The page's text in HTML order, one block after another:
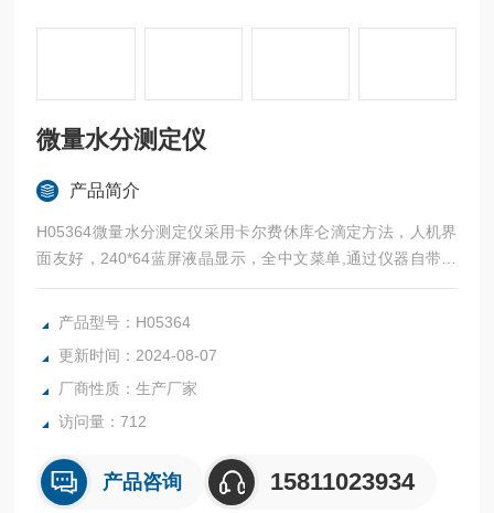
微量水分测定仪
产品简介
H05364微量水分测定仪采用卡尔费休库仑滴定方法，人机界
面友好，240*64蓝屏液晶显示，全中文菜单,通过仪器自带计
算公式，可以直接显示样品的含水百分率，检测电路采用了的
数字处理技术，克服了传统仪器存在的温度漂移和电源电压波
的无继电器工艺设计，消除了记忆继电器触点氧化带来的隐
患，延长了仪器的使用寿命。已广泛应用于电力、石油、化工
等部门
产品型号：H05364
更新时间：2024-08-07
厂商性质：生产厂家
访问量：712
产品咨询 15811023934